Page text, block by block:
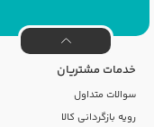
خدمات مشتریان
سوالات متداول
رویه بازگردانی کالا